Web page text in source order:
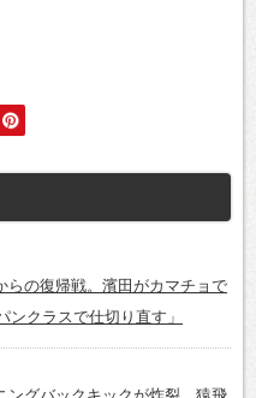
らの復帰戦。濱田がカマチョで
ンクラスで仕切り直す」